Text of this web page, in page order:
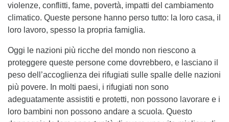
violenze, conflitti, fame, povertà, impatti del cambiamento
climatico. Queste persone hanno perso tutto: la loro casa, il
loro lavoro, spesso la propria famiglia.
Oggi le nazioni più ricche del mondo non riescono a
proteggere queste persone come dovrebbero, e lasciano il
peso dell’accoglienza dei rifugiati sulle spalle delle nazioni
più povere. In molti paesi, i rifugiati non sono
adeguatamente assistiti e protetti, non possono lavorare e i
loro bambini non possono andare a scuola. Questo